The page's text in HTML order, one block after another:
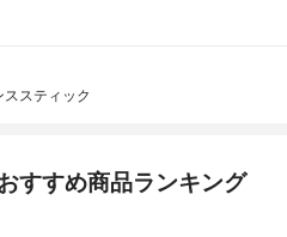
スティック
すすめ商品ランキング